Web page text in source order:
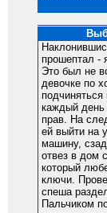
прошептал -
Это был не
девочке по
подчиняться
каждый день
прав. На
ей выйти на
машину,
отвез в дом
который
ключи.
спеша
Пальчиком